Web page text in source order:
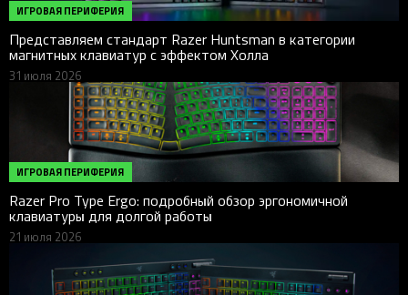
ИГРОВАЯ ПЕРИФЕРИЯ
Представляем стандарт Razer Huntsman в категории
магнитных клавиатур с эффектом Холла
31 июля 2026
ИГРОВАЯ ПЕРИФЕРИЯ
Razer Pro Type Ergo: подробный обзор эргономичной
клавиатуры для долгой работы
21 июля 2026